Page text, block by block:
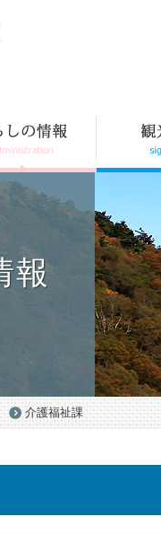
報
介護福祉課